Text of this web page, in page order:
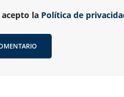
la Política de